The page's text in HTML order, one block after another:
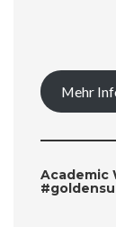
Mehr
Academic